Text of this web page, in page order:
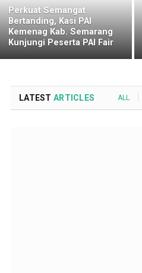
Perkuat Semangat
Bertanding, Kasi PAI
Kemenag Kab. Semarang
Kunjungi Peserta PAI Fair
LATEST ARTICLES ALL